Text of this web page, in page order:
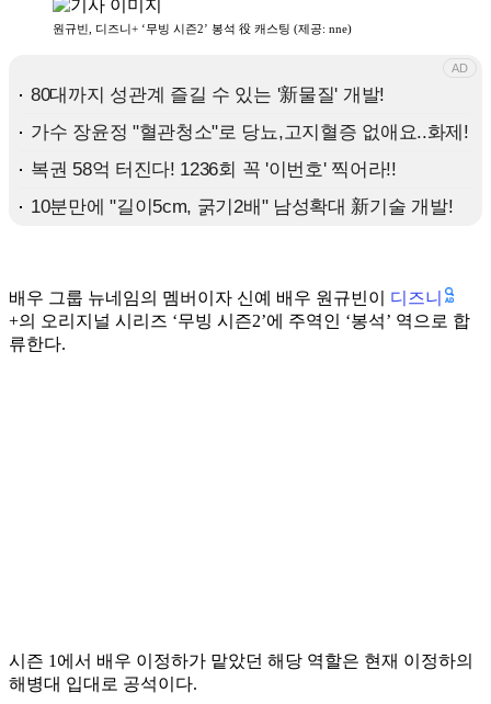
원규빈, 디즈니+ ‘무빙 시즌2’ 봉석 役 캐스팅 (제공: nne)
배우 그룹 뉴네임의 멤버이자 신예 배우 원규빈이 디즈니
+의 오리지널 시리즈 ‘무빙 시즌2’에 주역인 ‘봉석’ 역으로 합
류한다.
시즌 1에서 배우 이정하가 맡았던 해당 역할은 현재 이정하의
해병대 입대로 공석이다.